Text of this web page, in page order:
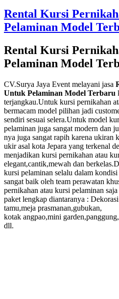
Rental Kursi
Pelaminan Model
Rental Kursi
Pelaminan Model
CV.Surya Jaya Event melayani jasa
Untuk Pelaminan Model Terbaru
terjangkau.Untuk kursi pernikahan
bermacam model pilihan jadi
sendiri sesuai selera.Untuk model
pelaminan juga sangat modern dan
nya juga sangat rapih karena ukiran
ukir asal kota Jepara yang terkenal
menjadikan kursi pernikahan atau
elegant,cantik,mewah dan
kursi pelaminan selalu dalam
sangat baik oleh team perawatan
pernikahan atau kursi pelaminan
paket lengkap diantaranya :
tamu,meja prasmanan,gubukan,
kotak angpao,mini
dll.